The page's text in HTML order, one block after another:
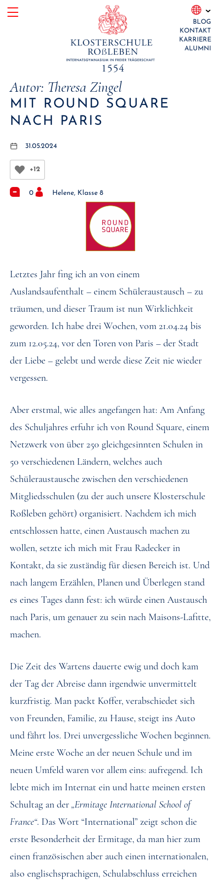
Skip
BLOG
KONTAKT
KARRIERE
ALUMNI
Autor: Theresa Zingel
MIT ROUND SQUARE
NACH PARIS
31.05.2024
+12
0 Helene, Klasse 8
Letztes Jahr fing ich an von einem
Auslandsaufenthalt – einem Schüleraustausch – zu
träumen, und dieser Traum ist nun Wirklichkeit
geworden. Ich habe drei Wochen, vom 21.04.24 bis
zum 12.05.24, vor den Toren von Paris – der Stadt
der Liebe – gelebt und werde diese Zeit nie wieder
vergessen.
Aber erstmal, wie alles angefangen hat: Am Anfang
des Schuljahres erfuhr ich von Round Square, einem
Netzwerk von über 250 gleichgesinnten Schulen in
50 verschiedenen Ländern, welches auch
Schüleraustausche zwischen den verschiedenen
Mitgliedsschulen (zu der auch unsere Klosterschule
Roßleben gehört) organisiert. Nachdem ich mich
entschlossen hatte, einen Austausch machen zu
wollen, setzte ich mich mit Frau Radecker in
Kontakt, da sie zuständig für diesen Bereich ist. Und
nach langem Erzählen, Planen und Überlegen stand
es eines Tages dann fest: ich würde einen Austausch
nach Paris, um genauer zu sein nach Maisons-Lafitte,
machen.
Die Zeit des Wartens dauerte ewig und doch kam
der Tag der Abreise dann irgendwie unvermittelt
kurzfristig. Man packt Koffer, verabschiedet sich
von Freunden, Familie, zu Hause, steigt ins Auto
und fährt los. Drei unvergessliche Wochen beginnen.
Meine erste Woche an der neuen Schule und im
neuen Umfeld waren vor allem eins: aufregend. Ich
lebte mich im Internat ein und hatte meinen ersten
Schultag an der„Ermitage International School of
France“. Das Wort “International” zeigt schon die
erste Besonderheit der Ermitage, da man hier zum
einen französischen aber auch einen internationalen,
also englischsprachigen, Schulabschluss erreichen